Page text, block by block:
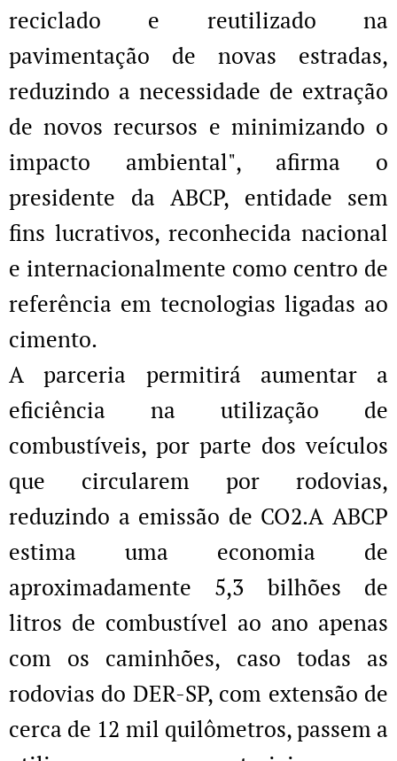
reciclado e reutilizado na
pavimentação de novas estradas,
reduzindo a necessidade de extração
de novos recursos e minimizando o
impacto ambiental", afirma o
presidente da ABCP, entidade sem
fins lucrativos, reconhecida nacional
e internacionalmente como centro de
referência em tecnologias ligadas ao
cimento.
A parceria permitirá aumentar a
eficiência na utilização de
combustíveis, por parte dos veículos
que circularem por rodovias,
reduzindo a emissão de CO2.A ABCP
estima uma economia de
aproximadamente 5,3 bilhões de
litros de combustível ao ano apenas
com os caminhões, caso todas as
rodovias do DER-SP, com extensão de
cerca de 12 mil quilômetros, passem a